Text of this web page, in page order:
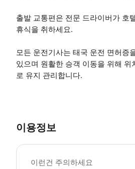
출발 교통편은 전문 드라이버가 호
휴식을 취하세요.
모든 운전기사는 태국 운전 면허증
있으며 원활한 승객 이동을 위해
로 유지 관리합니다.
이용정보
이런건 주의하세요